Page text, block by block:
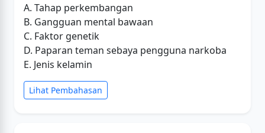
A. Tahap perkembangan
B. Gangguan mental bawaan
C. Faktor genetik
D. Paparan teman sebaya pengguna narkoba
E. Jenis kelamin
Lihat Pembahasan